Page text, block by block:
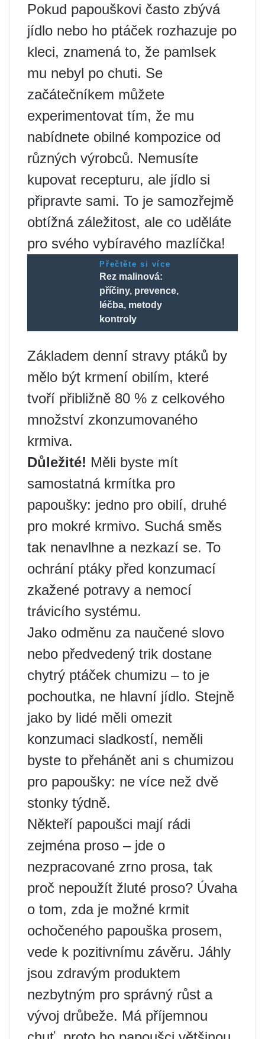
Pokud papouškovi často zbývá
jídlo nebo ho ptáček rozhazuje po
kleci, znamená to, že pamlsek
mu nebyl po chuti. Se
začátečníkem můžete
experimentovat tím, že mu
nabídnete obilné kompozice od
různých výrobců. Nemusíte
kupovat recepturu, ale jídlo si
připravte sami. To je samozřejmě
obtížná záležitost, ale co uděláte
pro svého vybíravého mazlíčka!
Přečtěte si více
Rez malinová:
příčiny, prevence,
léčba, metody
kontroly
Základem denní stravy ptáků by
mělo být krmení obilím, které
tvoří přibližně 80 % z celkového
množství zkonzumovaného
krmiva.
Důležité! Měli byste mít
samostatná krmítka pro
papoušky: jedno pro obilí, druhé
pro mokré krmivo. Suchá směs
tak nenavlhne a nezkazí se. To
ochrání ptáky před konzumací
zkažené potravy a nemocí
trávicího systému.
Jako odměnu za naučené slovo
nebo předvedený trik dostane
chytrý ptáček chumizu – to je
pochoutka, ne hlavní jídlo. Stejně
jako by lidé měli omezit
konzumaci sladkostí, neměli
byste to přehánět ani s chumizou
pro papoušky: ne více než dvě
stonky týdně.
Někteří papoušci mají rádi
zejména proso – jde o
nezpracované zrno prosa, tak
proč nepoužít žluté proso? Úvaha
o tom, zda je možné krmit
ochočeného papouška prosem,
vede k pozitivnímu závěru. Jáhly
jsou zdravým produktem
nezbytným pro správný růst a
vývoj drůbeže. Má příjemnou